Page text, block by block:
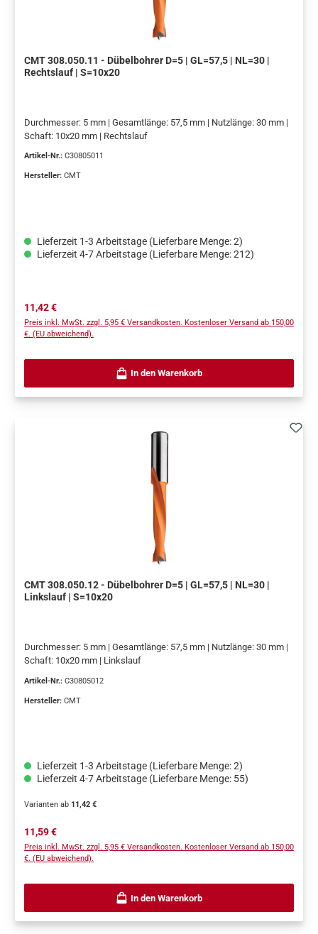
CMT 308.050.11 - Dübelbohrer D=5 | GL=57,5 | NL=30 |
Rechtslauf | S=10x20
Durchmesser: 5 mm | Gesamtlänge: 57,5 mm | Nutzlänge: 30 mm |
Schaft: 10x20 mm | Rechtslauf
Artikel-Nr.: C30805011
Hersteller: CMT
Lieferzeit 1-3 Arbeitstage (Lieferbare Menge: 2)
Lieferzeit 4-7 Arbeitstage (Lieferbare Menge: 212)
Regulärer Preis:
11,42 €
Preis inkl. MwSt. zzgl. 5,95 € Versandkosten. Kostenloser Versand ab 150,00
€. (EU abweichend).
In den Warenkorb
CMT 308.050.12 - Dübelbohrer D=5 | GL=57,5 | NL=30 |
Linkslauf | S=10x20
Durchmesser: 5 mm | Gesamtlänge: 57,5 mm | Nutzlänge: 30 mm |
Schaft: 10x20 mm | Linkslauf
Artikel-Nr.: C30805012
Hersteller: CMT
Lieferzeit 1-3 Arbeitstage (Lieferbare Menge: 2)
Lieferzeit 4-7 Arbeitstage (Lieferbare Menge: 55)
Varianten ab11,42 €
Regulärer Preis:
11,59 €
Preis inkl. MwSt. zzgl. 5,95 € Versandkosten. Kostenloser Versand ab 150,00
€. (EU abweichend).
In den Warenkorb